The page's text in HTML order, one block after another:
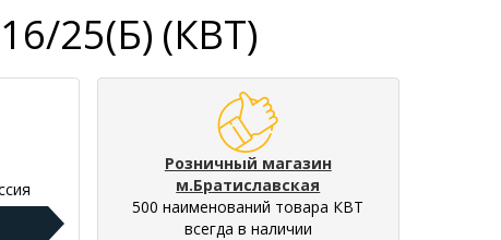
25(Б) (КВТ)
Розничный магазин
м.Братиславская
500 наименований товара КВТ
всегда в наличии